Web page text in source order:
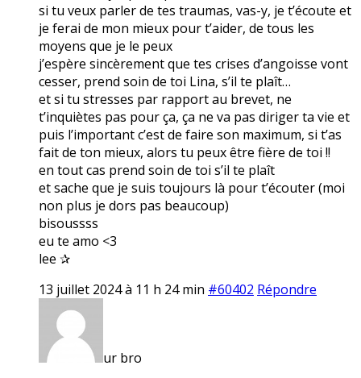
si tu veux parler de tes traumas, vas-y, je t’écoute et
je ferai de mon mieux pour t’aider, de tous les
moyens que je le peux
j’espère sincèrement que tes crises d’angoisse vont
cesser, prend soin de toi Lina, s’il te plaît…
et si tu stresses par rapport au brevet, ne
t’inquiètes pas pour ça, ça ne va pas diriger ta vie et
puis l’important c’est de faire son maximum, si t’as
fait de ton mieux, alors tu peux être fière de toi !!
en tout cas prend soin de toi s’il te plaît
et sache que je suis toujours là pour t’écouter (moi
non plus je dors pas beaucoup)
bisoussss
eu te amo <3
lee ✰
13 juillet 2024 à 11 h 24 min #60402 Répondre
ur bro